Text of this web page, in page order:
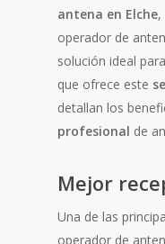
antena en Elche,
operador de
solución ideal
que ofrece este
detallan los
profesional de
Mejor
Una de las
operador de